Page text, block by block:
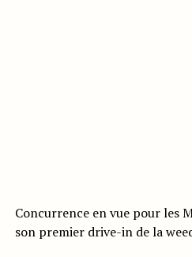
Concurrence en vue pour les
son premier drive-in de la